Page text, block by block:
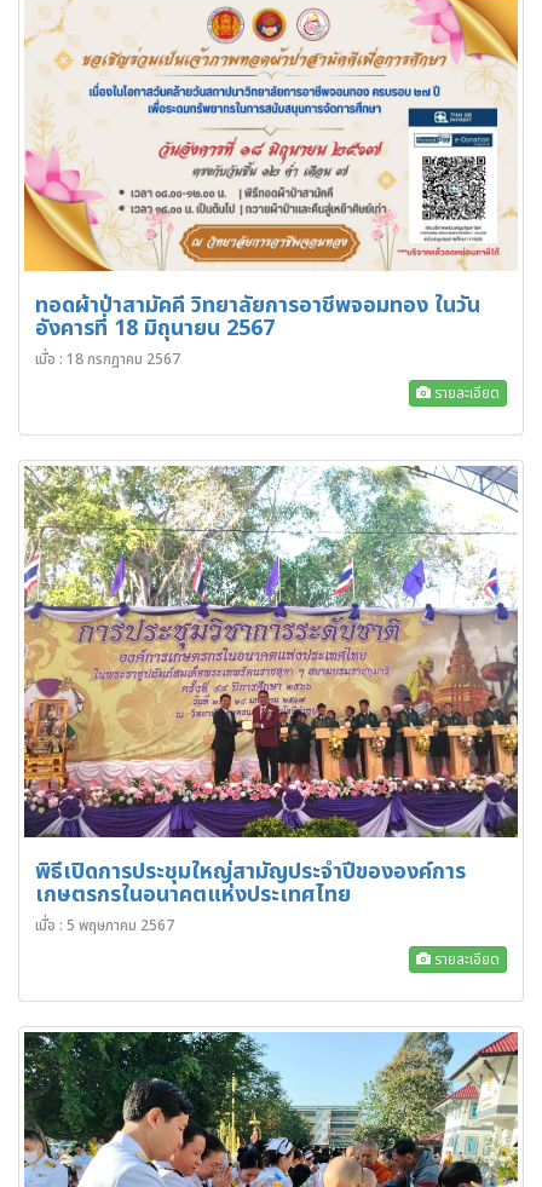
ทอดผ้าป่าสามัคคี วิทยาลัยการอาชีพจอมทอง ในวัน
อังคารที่ 18 มิถุนายน 2567
เมื่อ : 18 กรกฎาคม 2567
รายละเอียด
พิธีเปิดการประชุมใหญ่สามัญประจำปีขององค์การ
เกษตรกรในอนาคตแห่งประเทศไทย
เมื่อ : 5 พฤษภาคม 2567
รายละเอียด